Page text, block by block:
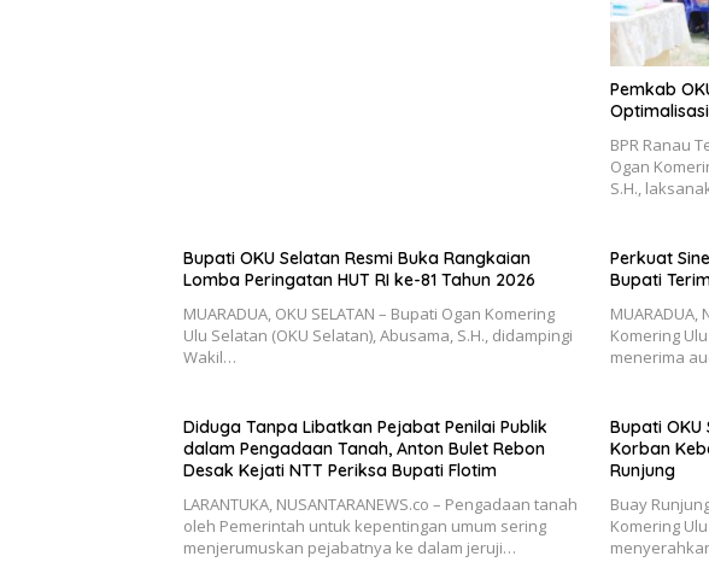
Pemkab
BPR Ranau
Ogan
S.H.,
Bupati OKU Selatan Resmi Buka Rangkaian
Lomba Peringatan HUT RI ke-81 Tahun 2026
MUARADUA, OKU SELATAN – Bupati Ogan Komering
Ulu Selatan (OKU Selatan), Abusama, S.H., didampingi
Wakil…
Perkuat
Bupati
MUARADUA,
Komering
menerima
Diduga Tanpa Libatkan Pejabat Penilai Publik
dalam Pengadaan Tanah, Anton Bulet Rebon
Desak Kejati NTT Periksa Bupati Flotim
LARANTUKA, NUSANTARANEWS.co – Pengadaan tanah
oleh Pemerintah untuk kepentingan umum sering
menjerumuskan pejabatnya ke dalam jeruji…
Bupati
Korban
Runjung
Buay
Komering